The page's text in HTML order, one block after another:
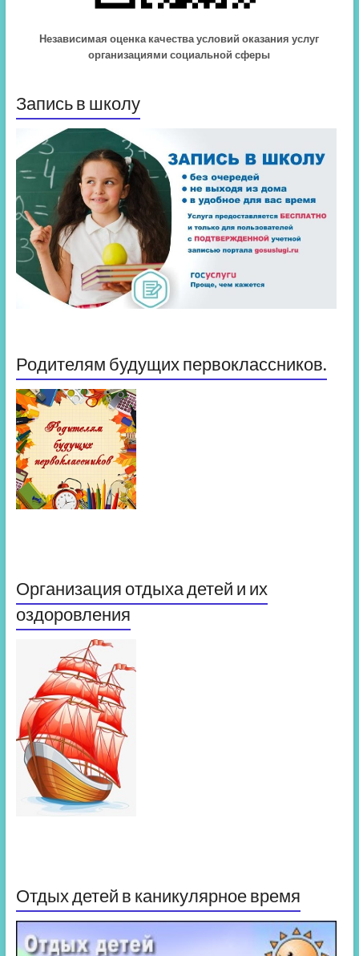
Независимая оценка качества условий оказания услуг
организациями социальной сферы
Запись в школу
Родителям будущих первоклассников.
Организация отдыха детей и их
оздоровления
Отдых детей в каникулярное время